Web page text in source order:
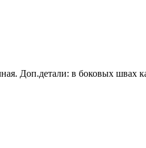
Доп.детали: в боковых швах